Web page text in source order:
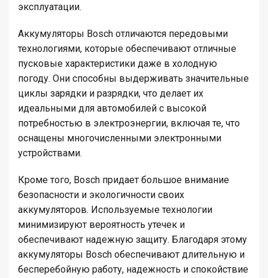
эксплуатации.
Аккумуляторы Bosch отличаются передовыми
технологиями, которые обеспечивают отличные
пусковые характеристики даже в холодную
погоду. Они способны выдерживать значительные
циклы зарядки и разрядки, что делает их
идеальными для автомобилей с высокой
потребностью в электроэнергии, включая те, что
оснащены многочисленными электронными
устройствами.
Кроме того, Bosch придает большое внимание
безопасности и экологичности своих
аккумуляторов. Используемые технологии
минимизируют вероятность утечек и
обеспечивают надежную защиту. Благодаря этому
аккумуляторы Bosch обеспечивают длительную и
бесперебойную работу, надежность и спокойствие